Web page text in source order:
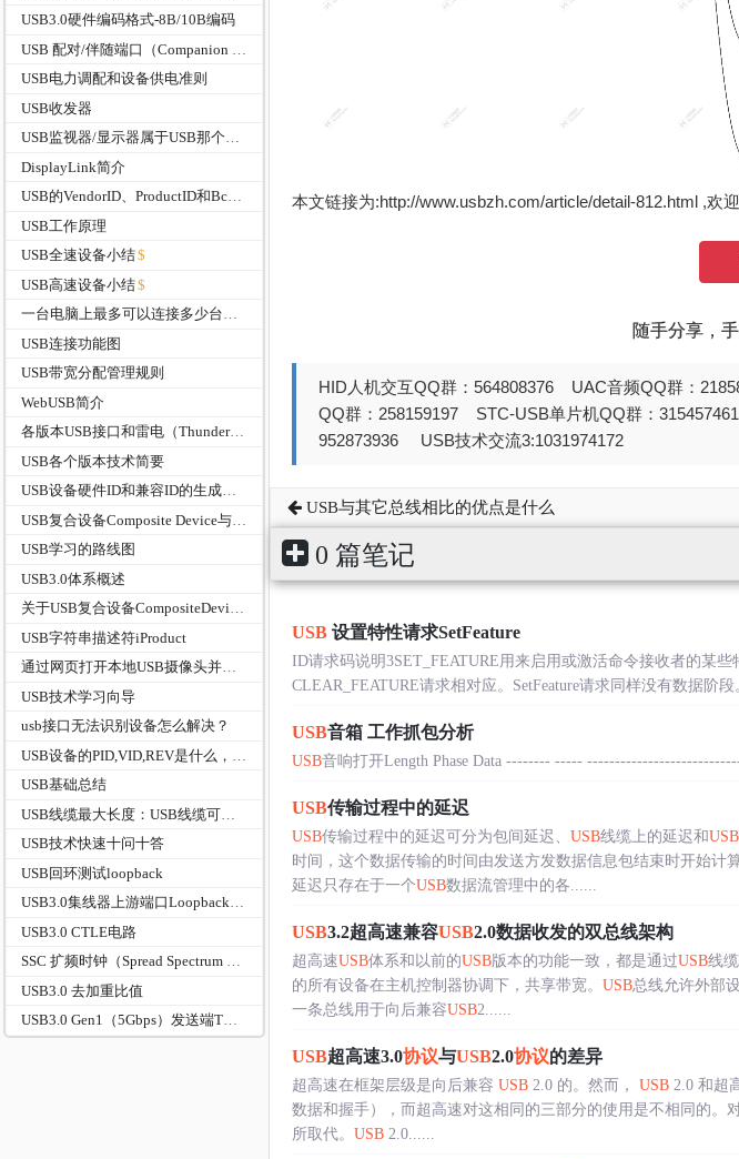
USB3.0硬件编码格式-8B/10B编码
USB电力调配和设备供电准则
USB收发器
USB监视器/显示器属于USB那个分支？
DisplayLink简介
USB的VendorID、ProductID和BcdDevice有什么作用
USB工作原理
USB全速设备小结
USB高速设备小结
一台电脑上最多可以连接多少台USB设备？
USB连接功能图
USB带宽分配管理规则
WebUSB简介
各版本USB接口和雷电（Thunderbolt）接口的速度
USB各个版本技术简要
USB设备硬件ID和兼容ID的生成规则介绍
USB学习的路线图
USB3.0体系概述
关于USB复合设备CompositeDevice的交待
USB字符串描述符iProduct
通过网页打开本地USB摄像头并实现录制-WebCamera
USB技术学习向导
usb接口无法识别设备怎么解决？
USB基础总结
USB技术快速十问十答
USB回环测试loopback
USB3.0集线器上游端口Loopback回环测试方案（USBIF一致性认证版）
USB3.0 CTLE电路
SSC 扩频时钟（Spread Spectrum Clocking）
USB3.0 去加重比值
USB3.0 Gen1（5Gbps）发送端TX全套电气参数对照表（USB‑IF官方规范，TP1测试点）
本文链接为:http://www.usbzh.com/article/detail-812.html ,欢
随手分享，
HID人机交互QQ群：564808376 UAC音频QQ群：
QQ群：258159197 STC-USB单片机QQ群：
952873936 USB技术交流3:1031974172
USB与其它总线相比的优点是什么
0 篇笔记
USB设置特性请求SetFeature
ID请求码说明3SET_FEATURE用来启用或激活命令接收者的某些
CLEAR_FEATURE请求相对应。SetFeature请求同样没有数据阶段
USB音箱 工作抓包分析
USB音响打开Length Phase Data -------- -----
USB传输过程中的延迟
USB传输过程中的延迟可分为包间延迟、 USB线缆上的延迟和USB
时间，这个数据传输的时间由发送方发数据信息包结束时开始计
延迟只存在于一个USB数据流管理中的各......
USB3.2超高速兼容USB2.0数据收发的双总线架构
超高速USB体系和以前的USB版本的功能一致，都是通过USB线
的所有设备在主机控制器协调下，共享带宽。 USB总线允许外部
一条总线用于向后兼容USB2......
USB超高速3.0协议与USB2.0协议的差异
超高速在框架层级是向后兼容 USB2.0 的。然而， USB2.0 和超
数据和握手），而超高速对这相同的三部分的使用是不相同的。
所取代。 USB2.0......